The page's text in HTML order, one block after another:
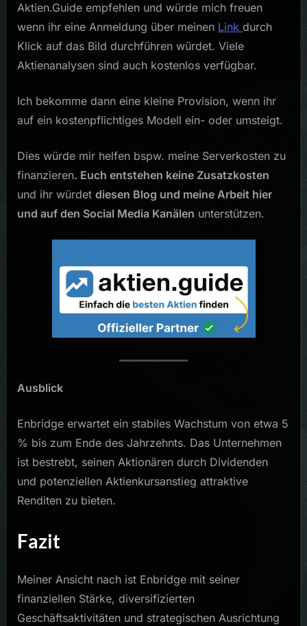
Aktien.Guide empfehlen und würde mich freuen
wenn ihr eine Anmeldung über meinen Link durch
Klick auf das Bild durchführen würdet. Viele
Aktienanalysen sind auch kostenlos verfügbar.
Ich bekomme dann eine kleine Provision, wenn ihr
auf ein kostenpflichtiges Modell ein- oder umsteigt.
Dies würde mir helfen bspw. meine Serverkosten zu
finanzieren. Euch entstehen keine Zusatzkosten
und ihr würdet diesen Blog und meine Arbeit hier
und auf den Social Media Kanälen unterstützen.
Ausblick
Enbridge erwartet ein stabiles Wachstum von etwa 5
% bis zum Ende des Jahrzehnts. Das Unternehmen
ist bestrebt, seinen Aktionären durch Dividenden
und potenziellen Aktienkursanstieg attraktive
Renditen zu bieten.
Fazit
Meiner Ansicht nach ist Enbridge mit seiner
finanziellen Stärke, diversifizierten
Geschäftsaktivitäten und strategischen Ausrichtung